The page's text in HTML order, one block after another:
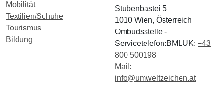
Mobilität
Textilien/Schuhe
Tourismus
Bildung
Stubenbastei 5
1010 Wien, Österreich
Ombudsstelle -
Servicetelefon:BMLUK: +43
800 500198
Mail:
info@umweltzeichen.at